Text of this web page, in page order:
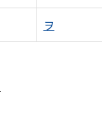
ヲ